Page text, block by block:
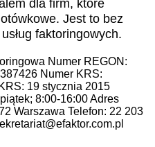
dla firm, które
Jest to bez
faktoringowych.
Numer REGON:
Numer KRS:
19 stycznia 2015
8:00-16:00 Adres
Warszawa Telefon: 22 203